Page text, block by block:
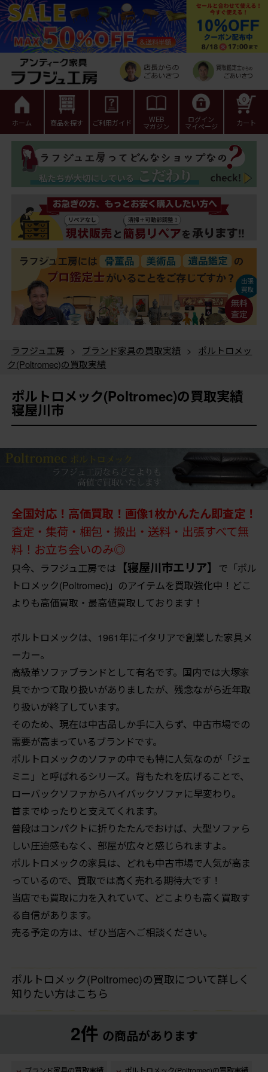
ホーム 商品を探す ご利用ガイド WEB
マガジン
ログイン
マイページ カート
0
ラフジュ工房 > ブランド家具の買取実績 >
ポルトロメッ
ク(Poltromec)の買取実績
ポルトロメック(Poltromec)の買取実績
寝屋川市
全国対応！高価買取！画像1枚かんたん即査定！
査定・集荷・梱包・搬出・送料・出張すべて無
料！お立ち会いのみ◎
只今、ラフジュ工房では 【寝屋川市エリア】 で「ポル
トロメック(Poltromec)」のアイテムを買取強化中！どこ
よりも高価買取・最高値買取しております！
ポルトロメックは、1961年にイタリアで創業した家具メ
ーカー。
高級革ソファブランドとして有名です。国内では大塚家
具でかつて取り扱いがありましたが、残念ながら近年取
り扱いが終了しています。
そのため、現在は中古品しか手に入らず、中古市場での
需要が高まっているブランドです。
ポルトロメックのソファの中でも特に人気なのが「ジェ
ミニ」と呼ばれるシリーズ。背もたれを広げることで、
ローバックソファからハイバックソファに早変わり。
首までゆったりと支えてくれます。
普段はコンパクトに折りたたんでおけば、大型ソファら
しい圧迫感もなく、部屋が広々と感じられますよ。
ポルトロメックの家具は、どれも中古市場で人気が高ま
っているので、買取では高く売れる期待大です！
当店でも買取に力を入れていて、どこよりも高く買取す
る自信があります。
売る予定の方は、ぜひ当店へご相談ください。
ポルトロメック(Poltromec)の買取について詳しく
知りたい方はこちら
2件 の商品があります